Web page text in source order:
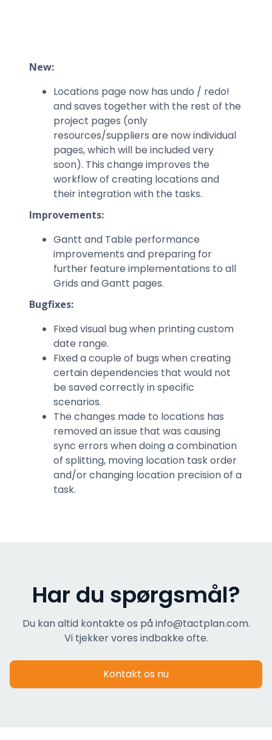
New:
Locations page now has undo / redo!
and saves together with the rest of the
project pages (only
resources/suppliers are now individual
pages, which will be included very
soon). This change improves the
workflow of creating locations and
their integration with the tasks.
Improvements:
Gantt and Table performance
improvements and preparing for
further feature implementations to all
Grids and Gantt pages.
Bugfixes:
Fixed visual bug when printing custom
date range.
Fixed a couple of bugs when creating
certain dependencies that would not
be saved correctly in specific
scenarios.
The changes made to locations has
removed an issue that was causing
sync errors when doing a combination
of splitting, moving location task order
and/or changing location precision of a
task.
Har du spørgsmål?
Du kan altid kontakte os på info@tactplan.com.
Vi tjekker vores indbakke ofte.
Kontakt os nu